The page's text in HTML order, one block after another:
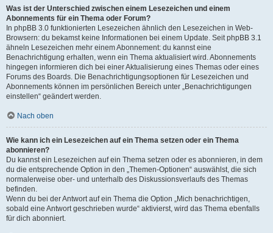
Was ist der Unterschied zwischen einem Lesezeichen und einem
Abonnements für ein Thema oder Forum?
In phpBB 3.0 funktionierten Lesezeichen ähnlich den Lesezeichen in Web-
Browsern: du bekamst keine Informationen bei einem Update. Seit phpBB 3.1
ähneln Lesezeichen mehr einem Abonnement: du kannst eine
Benachrichtigung erhalten, wenn ein Thema aktualisiert wird. Abonnements
hingegen informieren dich bei einer Aktualisierung eines Themas oder eines
Forums des Boards. Die Benachrichtigungsoptionen für Lesezeichen und
Abonnements können im persönlichen Bereich unter „Benachrichtigungen
einstellen“ geändert werden.
Nach oben
Wie kann ich ein Lesezeichen auf ein Thema setzen oder ein Thema
abonnieren?
Du kannst ein Lesezeichen auf ein Thema setzen oder es abonnieren, in dem
du die entsprechende Option in den „Themen-Optionen“ auswählst, die sich
normalerweise ober- und unterhalb des Diskussionsverlaufs des Themas
befinden.
Wenn du bei der Antwort auf ein Thema die Option „Mich benachrichtigen,
sobald eine Antwort geschrieben wurde“ aktivierst, wird das Thema ebenfalls
für dich abonniert.